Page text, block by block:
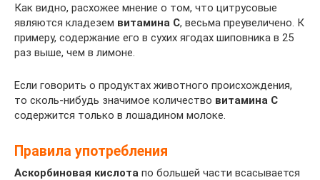
Как видно, расхожее мнение о том, что цитрусовые
являются кладезем витамина С, весьма преувеличено. К
примеру, содержание его в сухих ягодах шиповника в 25
раз выше, чем в лимоне.
Если говорить о продуктах животного происхождения,
то сколь-нибудь значимое количество витамина С
содержится только в лошадином молоке.
Правила употребления
Аскорбиновая кислота по большей части всасывается